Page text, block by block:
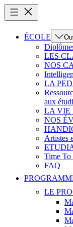
ÉCOLE
LES
NOS
LA
aux
LA VIE
NOS
Artistes
Time To
FAQ
LE